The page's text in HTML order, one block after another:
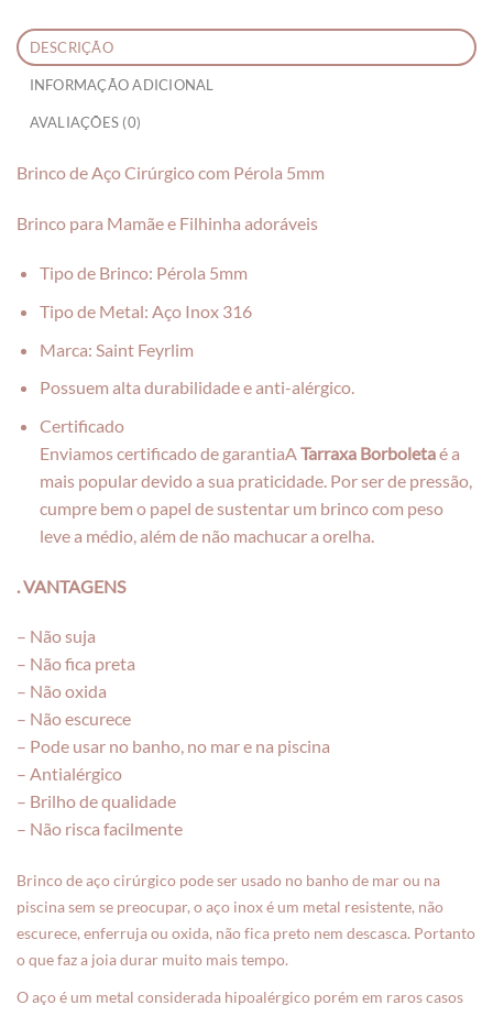
DESCRIÇÃO
INFORMAÇÃO ADICIONAL
AVALIAÇÕES (0)
Brinco de Aço Cirúrgico com Pérola 5mm
Brinco para Mamãe e Filhinha adoráveis
Tipo de Brinco: Pérola 5mm
Tipo de Metal: Aço Inox 316
Marca: Saint Feyrlim
Possuem alta durabilidade e anti-alérgico.
Certificado
Enviamos certificado de garantiaATarraxa Borboletaé a
mais popular devido a sua praticidade. Por ser de pressão,
cumpre bem o papel de sustentar um brinco com peso
leve a médio, além de não machucar a orelha.
. VANTAGENS
– Não suja
– Não fica preta
– Não oxida
– Não escurece
– Pode usar no banho, no mar e na piscina
– Antialérgico
– Brilho de qualidade
– Não risca facilmente
Brinco de aço cirúrgico pode ser usado no banho de mar ou na
piscina sem se preocupar, o aço inox é um metal resistente, não
escurece, enferruja ou oxida, não fica preto nem descasca. Portanto
o que faz a joia durar muito mais tempo.
O aço é um metal considerada hipoalérgico porém em raros casos